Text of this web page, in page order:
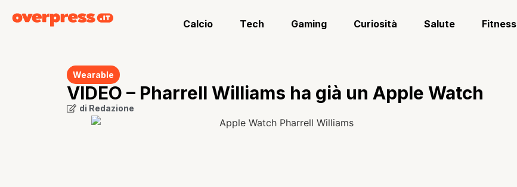
Calcio Tech Gaming Curiosità Salute Fitness
Wearable
VIDEO – Pharrell Williams ha già un Apple Watch
di Redazione